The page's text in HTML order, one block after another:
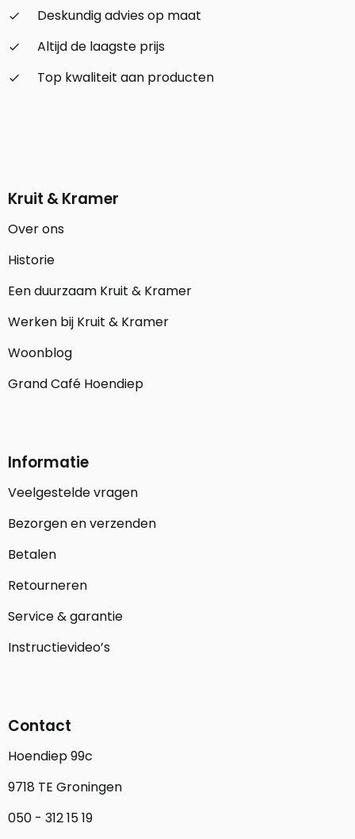
check_small
Deskundig advies op maat
check_small
Altijd de laagste prijs
check_small
Top kwaliteit aan producten
Kruit & Kramer
Over ons
Historie
Een duurzaam Kruit & Kramer
Werken bij Kruit & Kramer
Woonblog
Grand Café Hoendiep
Informatie
Veelgestelde vragen
Bezorgen en verzenden
Betalen
Retourneren
Service & garantie
Instructievideo’s
Contact
Hoendiep 99c
9718 TE Groningen
050 - 312 15 19